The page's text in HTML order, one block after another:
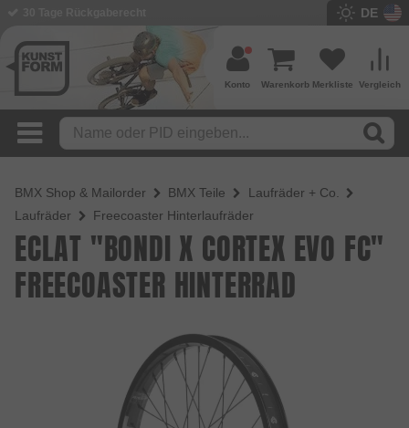
DE
Vergleich
Merkliste
Warenkorb
Konto
BMX Shop & Mailorder BMX Teile
Laufräder + Co.
Laufräder
Freecoaster Hinterlaufräder
ECLAT "BONDI X CORTEX EVO FC"
FREECOASTER HINTERRAD